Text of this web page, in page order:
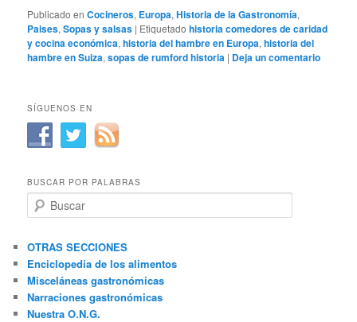
Publicado en Cocineros, Europa,Historia de la Gastronomía,
Paises,Sopas y salsas | Etiquetado historia comedores de caridad
y cocina económica,historia del hambre en Europa,historia del
hambre en Suiza,sopas de rumford historia | Deja un comentario
SÍGUENOS EN
BUSCAR POR PALABRAS
u
c
a
r
OTRAS SECCIONES
Enciclopedia de los alimentos
Misceláneas gastronómicas
Narraciones gastronómicas
Nuestra O.N.G.